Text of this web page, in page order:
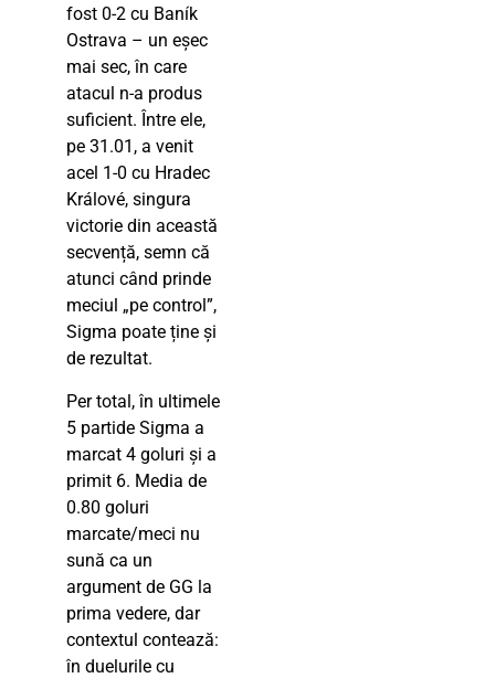
fost 0-2 cu Baník
Ostrava – un eșec
mai sec, în care
atacul n-a produs
suficient. Între ele,
pe 31.01, a venit
acel 1-0 cu Hradec
Králové, singura
victorie din această
secvență, semn că
atunci când prinde
meciul „pe control”,
Sigma poate ține și
de rezultat.
Per total, în ultimele
5 partide Sigma a
marcat 4 goluri și a
primit 6. Media de
0.80 goluri
marcate/meci nu
sună ca un
argument de GG la
prima vedere, dar
contextul contează:
în duelurile cu